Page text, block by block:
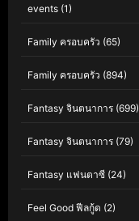
events (1)
Family ครอบครัว (65)
Family ครอบครัว (894)
Fantasy จินตนาการ (699)
Fantasy จินตนาการ (79)
Fantasy แฟนตาซี (24)
Feel Good ฟีลกู้ด (2)